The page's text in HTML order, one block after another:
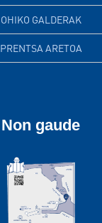
OHIKO GALDERAK
PRENTSA ARETOA
Non gaude